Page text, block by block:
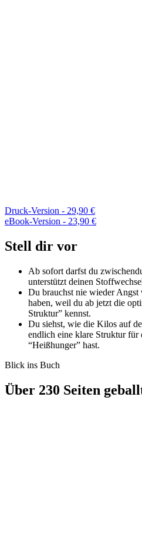
Druck-Version - 29,90 €
eBook-Version - 23,90 €
Stell dir vor
Ab sofort darfst du
unterstützt deinen
Du brauchst nie wieder
haben, weil du ab jetzt die
Struktur” kennst.
Du siehst, wie die Kilos auf
endlich eine klare Struktur für
“Heißhunger” hast.
Blick ins Buch
Über 230 Seiten